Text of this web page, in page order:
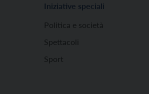
Iniziative speciali
Politica e società
Spettacoli
Sport